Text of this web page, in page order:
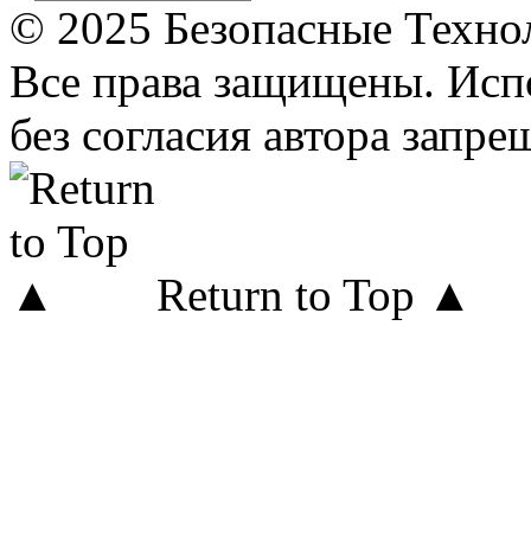
© 2025 Безопасные
Все права защищены.
без согласия автора
Return to Top ▲